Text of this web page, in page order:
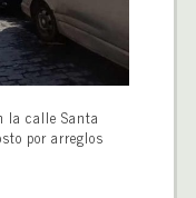
la calle Santa
por arreglos